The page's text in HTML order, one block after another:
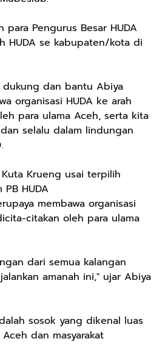
Pengurus Besar HUDA
HUDA se kabupaten/kota di
dukung dan bantu Abiya
organisasi HUDA ke arah
para ulama Aceh, serta kita
selalu dalam lindungan
Krueng usai terpilih
HUDA
membawa organisasi
citakan oleh para ulama
dari semua kalangan
amanah ini," ujar Abiya
sosok yang dikenal luas
dan masyarakat